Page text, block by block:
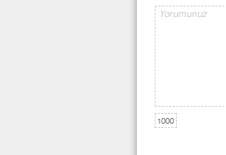
1000